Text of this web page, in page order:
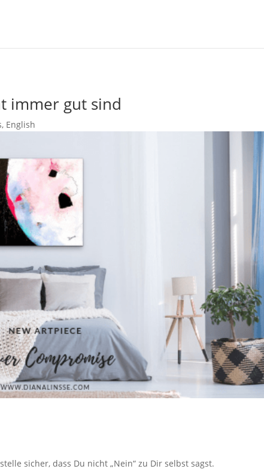
immer gut sind
, English
sicher, dass Du nicht „Nein“ zu Dir selbst sagst.